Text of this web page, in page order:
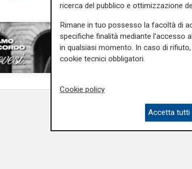
ricerca del pubblico e ottimizzazione
Rimane in tuo possesso la facoltà di
specifiche finalità mediante l'accesso
in qualsiasi momento. In caso di
cookie tecnici obbligatori.
Cookie policy
Accetta tutti